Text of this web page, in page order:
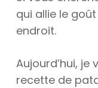
qui allie le
endroit.
Aujourd’hui,
recette de